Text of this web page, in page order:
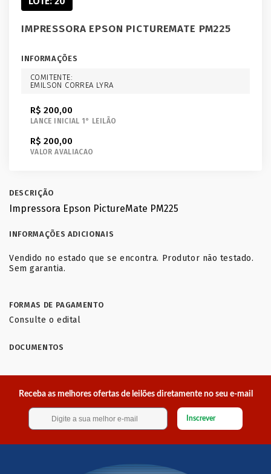
IMPRESSORA EPSON PICTUREMATE PM225
INFORMAÇÕES
COMITENTE:
EMILSON CORREA LYRA
R$ 200,00
LANCE INICIAL 1° LEILÃO
R$ 200,00
VALOR AVALIACAO
DESCRIÇÃO
Impressora Epson PictureMate PM225
INFORMAÇÕES ADICIONAIS
Vendido no estado que se encontra. Produtor não testado.
Sem garantia.
FORMAS DE PAGAMENTO
Consulte o edital
DOCUMENTOS
Receba as melhores ofertas de leilões diretamente no seu e-mail
Inscrever